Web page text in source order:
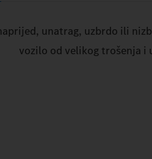
unatrag, uzbrdo ili
vozilo od velikog trošenja i